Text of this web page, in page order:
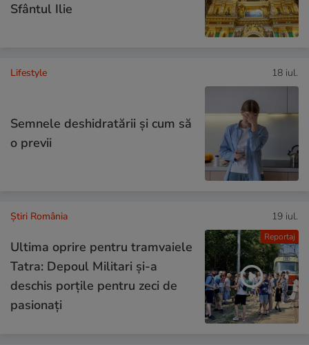
Sfântul Ilie
Lifestyle 18 iul.
Semnele deshidratării și cum să
o previi
Reportaj
Știri România 19 iul.
Ultima oprire pentru tramvaiele
Tatra: Depoul Militari și-a
deschis porțile pentru zeci de
pasionați